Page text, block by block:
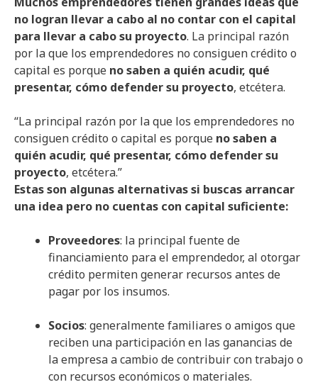
no logran llevar a cabo al no contar con el capital
para llevar a cabo su proyecto. La principal razón
por la que los emprendedores no consiguen crédito o
capital es porque no saben a quién acudir, qué
presentar, cómo defender su proyecto, etcétera.
“La principal razón por la que los emprendedores no
consiguen crédito o capital es porque no saben a
quién acudir, qué presentar, cómo defender su
proyecto, etcétera.”
Estas son algunas alternativas si buscas arrancar
una idea pero no cuentas con capital suficiente:
Proveedores: la principal fuente de
financiamiento para el emprendedor, al otorgar
crédito permiten generar recursos antes de
pagar por los insumos.
Socios: generalmente familiares o amigos que
reciben una participación en las ganancias de
la empresa a cambio de contribuir con trabajo o
con recursos económicos o materiales.